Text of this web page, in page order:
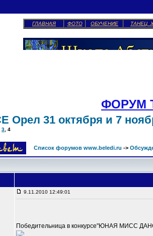
ГЛАВНАЯ ФОТО ОБУЧЕНИЕ ТАНЕЦ
ФОРУМ
Орел 31 октября и 7
3 4
Список форумов www.beledi.ru ->
9.11.2010 12:49:01
Победительница в конкурсе"ЮНАЯ МИСС